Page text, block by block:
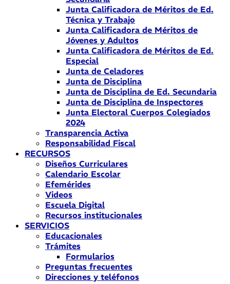
Junta Calificadora de Méritos de Ed.
Técnica y Trabajo
Junta Calificadora de Méritos de
Jóvenes y Adultos
Junta Calificadora de Méritos de Ed.
Especial
Junta de Celadores
Junta de Disciplina
Junta de Disciplina de Ed. Secundaria
Junta de Disciplina de Inspectores
Junta Electoral Cuerpos Colegiados
2024
Transparencia Activa
Responsabilidad Fiscal
RECURSOS
Diseños Curriculares
Calendario Escolar
Efemérides
Videos
Escuela Digital
Recursos institucionales
SERVICIOS
Educacionales
Trámites
Formularios
Preguntas frecuentes
Direcciones y teléfonos